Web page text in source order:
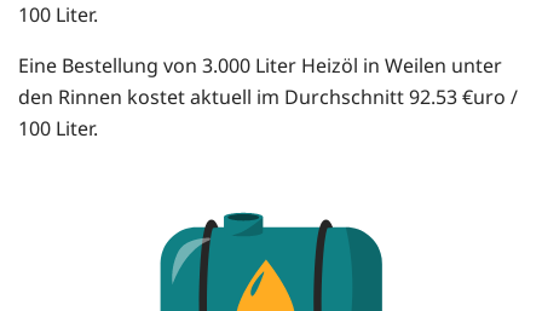
100 Liter.
Eine Bestellung von 3.000 Liter Heizöl in Weilen unter
den Rinnen kostet aktuell im Durchschnitt 92.53 €uro /
100 Liter.